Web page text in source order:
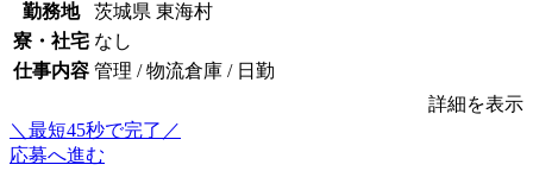
勤務地
茨城県 東海村
寮・社宅 なし
仕事内容 管理 / 物流倉庫 / 日勤
詳細を表示
＼最短45秒で完了／
応募へ進む